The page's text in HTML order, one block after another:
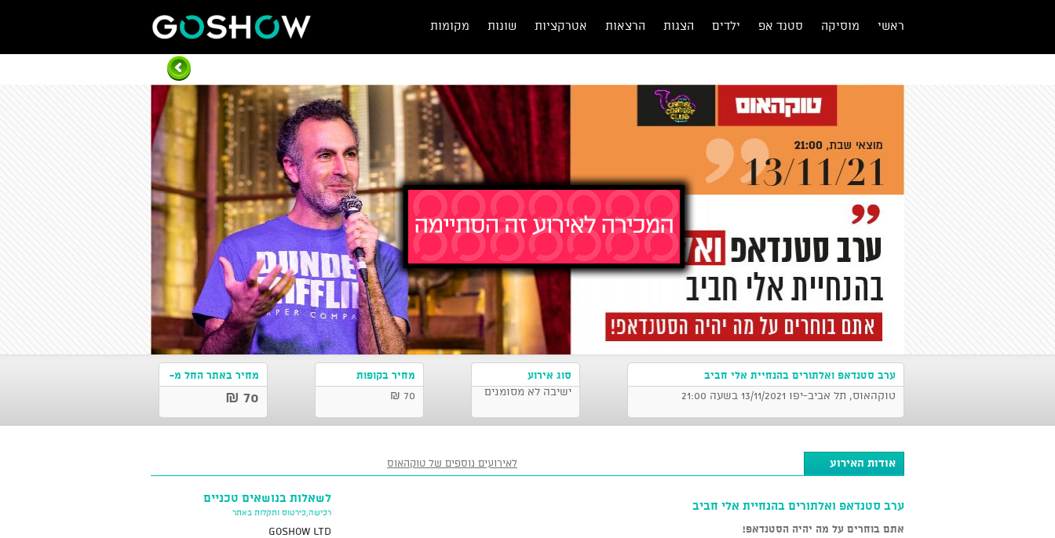
ראשי מוסיקה סטנד אפ ילדים הצגות הרצאות אטרקציות שונות מקומות
ערב סטנדאפ ואלתורים בהנחיית אלי חביב
טוקהאוס, תל אביב-יפו 13/11/2021 בשעה 21:00
סוג אירוע
ישיבה לא מסומנים
מחיר בקופות
70 ₪
מחיר באתר החל מ-
70 ₪
אודות האירוע לאירועים נוספים של טוקהאוס
ערב סטנדאפ ואלתורים בהנחיית אלי חביב
אתם בוחרים על מה יהיה הסטנדאפ!
לשאלות בנושאים טכניים
רכישה,כירטוס ותקלות באתר
GoShow LTD